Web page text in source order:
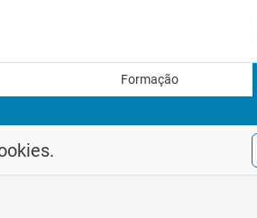
Formação